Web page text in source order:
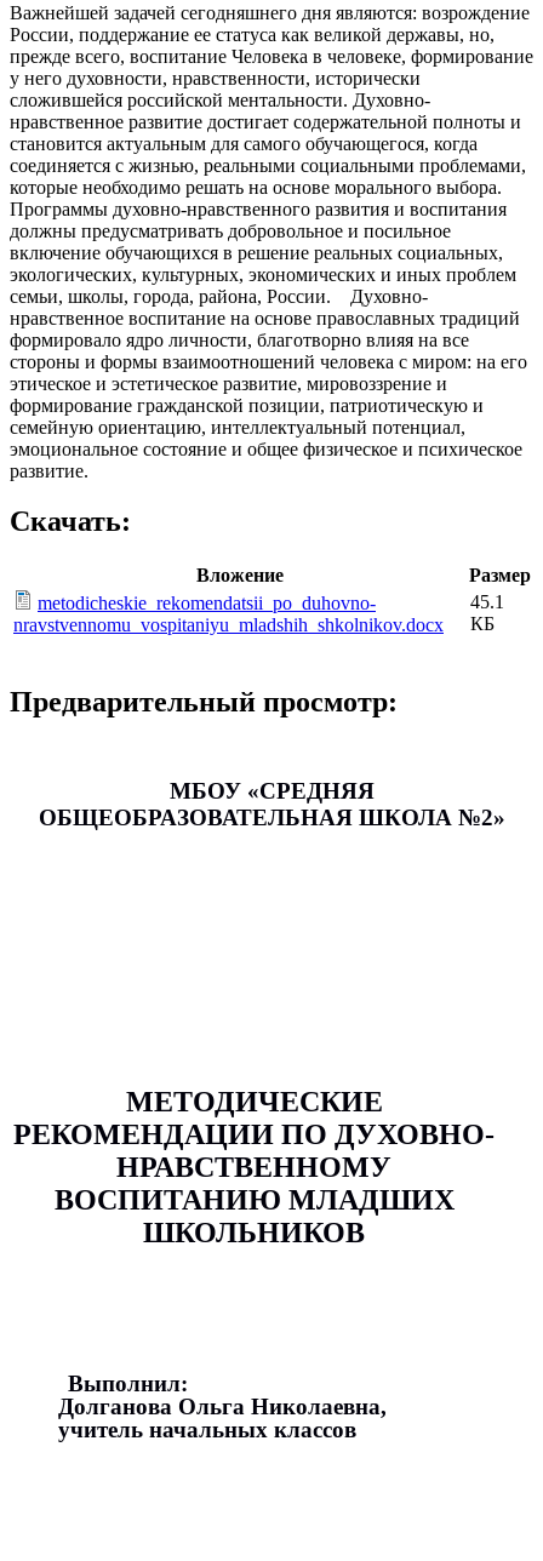
Важнейшей задачей сегодняшнего дня являются: возрождение
России, поддержание ее статуса как великой державы, но,
прежде всего, воспитание Человека в человеке, формирование
у него духовности, нравственности, исторически
сложившейся российской ментальности. Духовно-
нравственное развитие достигает содержательной полноты и
становится актуальным для самого обучающегося, когда
соединяется с жизнью, реальными социальными проблемами,
которые необходимо решать на основе морального выбора.
Программы духовно-нравственного развития и воспитания
должны предусматривать добровольное и посильное
включение обучающихся в решение реальных социальных,
экологических, культурных, экономических и иных проблем
семьи, школы, города, района, России. Духовно-
нравственное воспитание на основе православных традиций
формировало ядро личности, благотворно влияя на все
стороны и формы взаимоотношений человека с миром: на его
этическое и эстетическое развитие, мировоззрение и
формирование гражданской позиции, патриотическую и
семейную ориентацию, интеллектуальный потенциал,
эмоциональное состояние и общее физическое и психическое
развитие.
Скачать:
Вложение
Размер
metodicheskie_rekomendatsii_po_duhovno-
nravstvennomu_vospitaniyu_mladshih_shkolnikov.docx
45.1
КБ
Предварительный просмотр:
МБОУ «СРЕДНЯЯ
ОБЩЕОБРАЗОВАТЕЛЬНАЯ ШКОЛА №2»
МЕТОДИЧЕСКИЕ
РЕКОМЕНДАЦИИ ПО ДУХОВНО-
НРАВСТВЕННОМУ
ВОСПИТАНИЮ МЛАДШИХ
ШКОЛЬНИКОВ
Выполнил:
Долганова Ольга Николаевна,
учитель начальных классов